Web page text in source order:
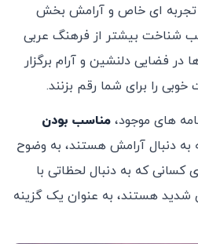
تجربه‌ ای خاص و آرامش ‌بخش
شناخت بیشتر از فرهنگ عربی
فضایی دلنشین و آرام برگزار
را برای شما رقم بزنند.
های موجود، مناسب بودن
به دنبال آرامش هستند، به وضوح
که به دنبال لحظاتی با
هستند، به عنوان یک گزینه